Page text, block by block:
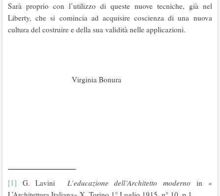
Sarà proprio con l’utilizzo di queste nuove tecniche, già nel
Liberty, che si comincia ad acquisire coscienza di una nuova
cultura del costruire e della sua validità nelle applicazioni.
Virginia Bonura
[1] G. Lavini L’educazione dell’Architetto moderno in «